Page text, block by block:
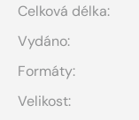
Celková délka:
Vydáno:
Formáty:
Velikost: